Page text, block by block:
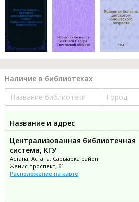
Наличие в библиотеках
Название и адрес
Централизованная библиотечная
система, КГУ
Астана, Астана, Сарыарка район
Женис проспект, 61
Расположение на карте